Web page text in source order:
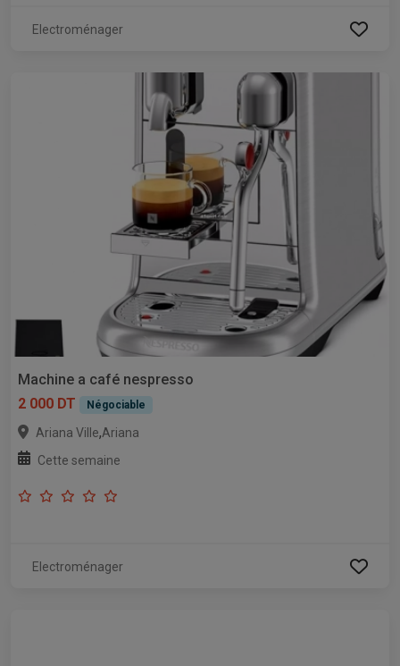
Electroménager
Machine a café nespresso
2 000 DT
Négociable
Ariana Ville,Ariana
Cette semaine
Electroménager